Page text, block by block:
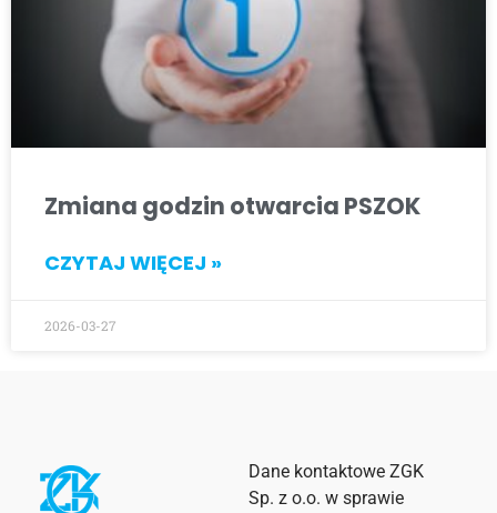
Zmiana godzin otwarcia PSZOK
CZYTAJ WIĘCEJ »
2026-03-27
Dane kontaktowe ZGK
Sp. z o.o. w sprawie